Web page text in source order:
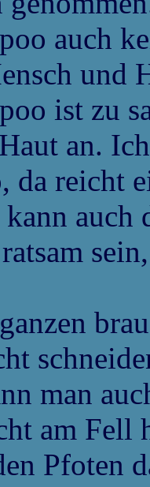
auch
und
ist zu
an.
da reicht
auch
man
am Fell
Pfoten